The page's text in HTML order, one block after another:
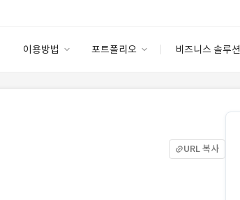
이용방법 포트폴리오 비즈니스 솔루션
안심 코드 케어
스토어
URL 복사